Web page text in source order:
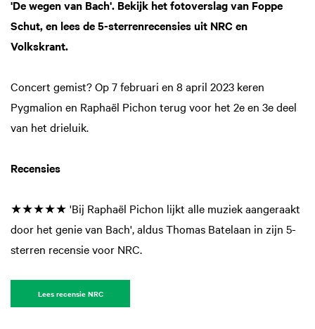
'De wegen van Bach'. Bekijk het fotoverslag van Foppe
Schut, en lees de 5-sterrenrecensies uit NRC en
Volkskrant.
Concert gemist? Op 7 februari en 8 april 2023 keren
Pygmalion en Raphaël Pichon terug voor het 2e en 3e deel
van het drieluik.
Recensies
★★★★★ 'Bij Raphaël Pichon lijkt alle muziek aangeraakt
door het genie van Bach', aldus Thomas Batelaan in zijn 5-
sterren recensie voor NRC.
Lees recensie NRC